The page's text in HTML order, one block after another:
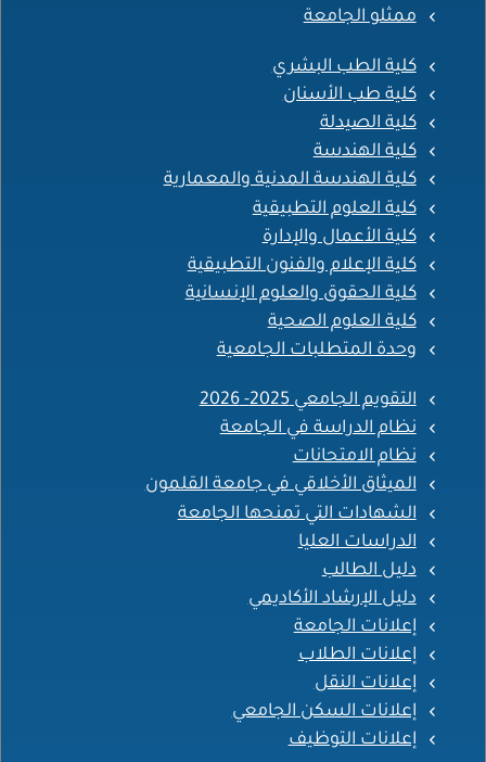
ممثلو الجامعة
كلية الطب البشري
كلية طب الأسنان
كلية الصيدلة
كلية الهندسة
كلية الهندسة المدنية والمعمارية
كلية العلوم التطبيقية
كلية الأعمال والإدارة
كلية الإعلام والفنون التطبيقية
كلية الحقوق والعلوم الإنسانية
كلية العلوم الصحية
وحدة المتطلبات الجامعية
التقويم الجامعي 2025- 2026
نظام الدراسة في الجامعة
نظام الامتحانات
الميثاق الأخلاقي في جامعة القلمون
الشهادات التي تمنحها الجامعة
الدراسات العليا
دليل الطالب
دليل الإرشاد الأكاديمي
إعلانات الجامعة
إعلانات الطلاب
إعلانات النقل
إعلانات السكن الجامعي
إعلانات التوظيف